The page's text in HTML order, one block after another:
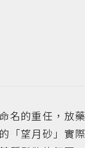
名的重任，放藥
「望月砂」實際